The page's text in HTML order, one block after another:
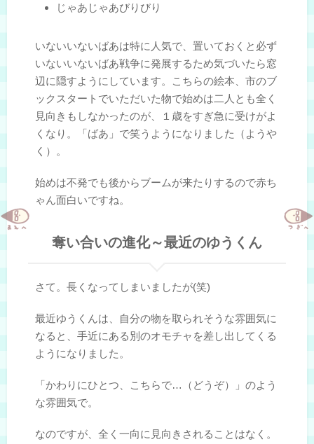
じゃあじゃあびりびり
いないいないばあは特に人気で、置いておくと必ず
いないいないばあ戦争に発展するため気づいたら窓
辺に隠すようにしています。こちらの絵本、市のブ
ックスタートでいただいた物で始めは二人とも全く
見向きもしなかったのが、１歳をすぎ急に受けがよ
くなり。「ばあ」で笑うようになりました（ようや
く）。
始めは不発でも後からブームが来たりするので赤ち
ゃん面白いですね。
奪い合いの進化～最近のゆうくん
さて。長くなってしまいましたが(笑)
最近ゆうくんは、自分の物を取られそうな雰囲気に
なると、手近にある別のオモチャを差し出してくる
ようになりました。
「かわりにひとつ、こちらで…（どうぞ）」のよう
な雰囲気で。
なのですが、全く一向に見向きされることはなく。